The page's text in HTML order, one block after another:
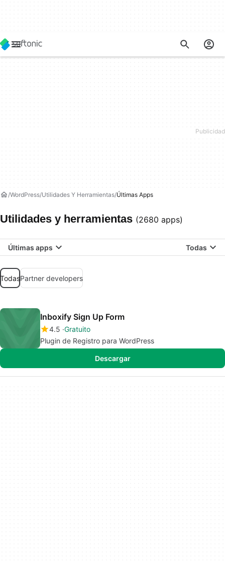
WordPress Utilidades Y Herramientas Últimas Apps
Utilidades y herramientas (2680 apps)
Últimas apps Todas
TodasPartner developers
Inboxify Sign Up Form
4.5 Gratuito
Plugin de Registro para WordPress
Descargar